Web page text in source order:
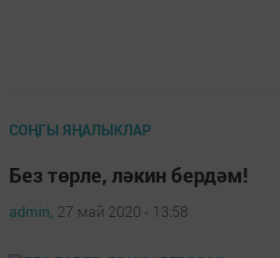
СОҢГЫ ЯҢАЛЫКЛАР
Без төрле, ләкин бердәм!
admin, 27 май 2020 - 13:58